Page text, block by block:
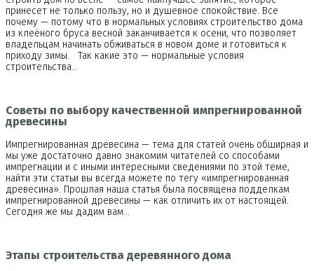
принесет не только пользу, но и душевное спокойствие. Все
почему — потому что в нормальных условиях строительство дома
из клеёного бруса весной заканчивается к осени, что позволяет
владельцам начинать обживаться в новом доме и готовиться к
приходу зимы. Так какие это — нормальные условия
строительства…
Советы по выбору качественной импрегнированной
древесины
Импрегнированная древесина — тема для статей очень обширная и
мы уже достаточно давно знакомим читателей со способами
импрегнации и с иными интересными сведениями по этой теме,
найти эти статьи вы всегда можете по тегу «импрегнированная
древесина». Прошлая наша статья была посвящена подделкам
импрегнированной древесины — как отличить их от настоящей.
Сегодня же мы дадим вам…
Этапы строительства деревянного дома